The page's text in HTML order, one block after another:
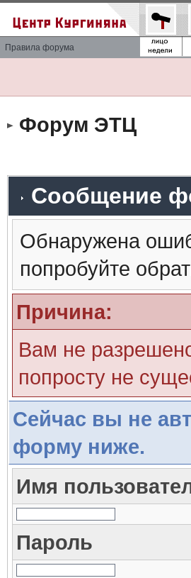
Правила форума
Форум ЭТЦ
Сообщение
Обнаружена
попробуйте
Причина:
Вам не
попросту не
Сейчас вы не
форму ниже.
Имя
Пароль